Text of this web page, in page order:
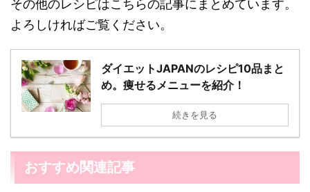
その他のレシピはこちらの記事にまとめています。
よろしければご覧ください。
ダイエットJAPANのレシピ10品まと
め。痩せるメニューを紹介！
続きを見る
おすすめ関連記事